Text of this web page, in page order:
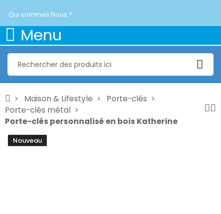
Qui sommes Nous ?
Menu
Maison & Lifestyle
Porte-clés
Porte-clés métal
Porte-clés personnalisé en bois Katherine
Nouveau